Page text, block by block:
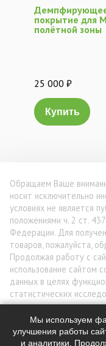
покрытие для
полётной зоны
25 000 ₽
Купить
Обращаем Ваше
носит исключительно
условиях не является
положениями ч. 2 ст.
Федерации. Для
товаров, пожалуйста,
Продолжая работу с
использование сайтом
данных в целях
статистических
предоставления
ваших предпочтений и
Мы используем
улучшения работы
и аналитики.